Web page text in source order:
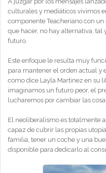
culturales y mediáticos vivimos
componente Teacheriano con
que hacer, no hay alternativa, tal
futuro.
Este enfoque le resulta muy
para mantener el orden actual y
como dice Layla Martinez en su
imaginamos un futuro peor, el
lucharemos por cambiar las
El neoliberalismo es totalmente
capaz de cubrir las propias
familia, tener un coche y una
disponible para dedicarlo al